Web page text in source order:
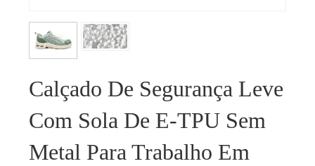
Calçado De Segurança Leve
Com Sola De E-TPU Sem
Metal Para Trabalho Em